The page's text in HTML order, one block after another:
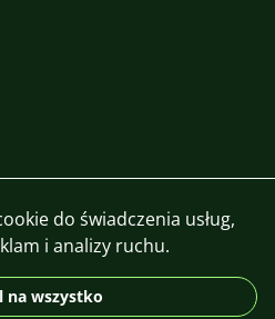
do świadczenia usług,
i analizy ruchu.
na wszystko